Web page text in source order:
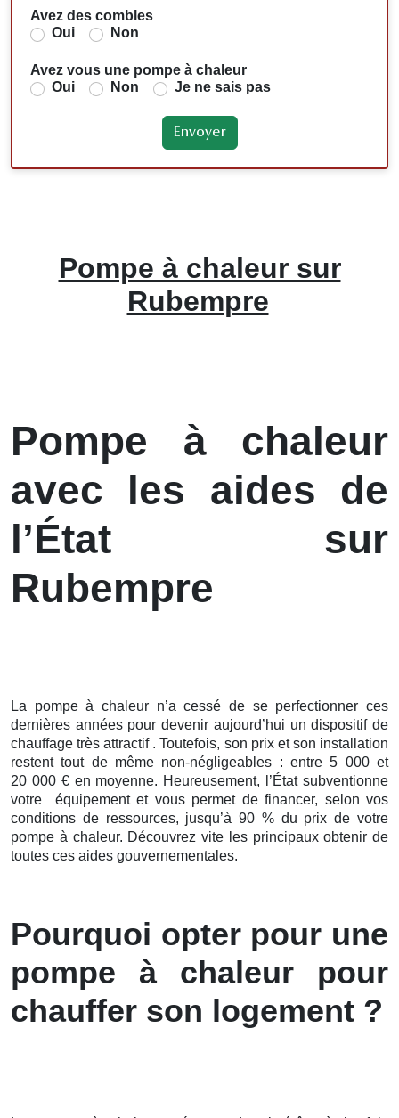
Avez des combles
Oui
Non
Avez vous une pompe à chaleur
Oui
Non Je ne sais pas
Pompe à chaleur sur
Rubempre
Pompe à chaleur
avec les aides de
l’État sur
Rubempre
La pompe à chaleur n’a cessé de se perfectionner ces
dernières années pour devenir aujourd’hui un dispositif de
chauffage très attractif . Toutefois, son prix et son installation
restent tout de même non-négligeables : entre 5 000 et
20 000 € en moyenne. Heureusement, l’État subventionne
votre équipement et vous permet de financer, selon vos
conditions de ressources, jusqu’à 90 % du prix de votre
pompe à chaleur. Découvrez vite les principaux obtenir de
toutes ces aides gouvernementales.
Pourquoi opter pour une
pompe à chaleur pour
chauffer son logement ?